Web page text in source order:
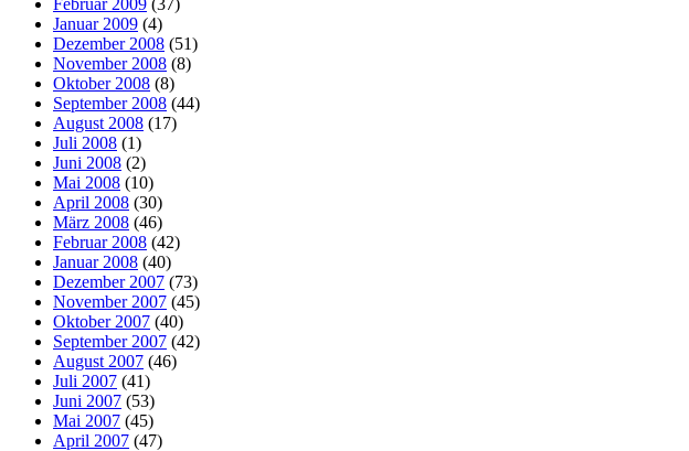
Januar 2009 (4)
Dezember 2008 (51)
November 2008 (8)
Oktober 2008 (8)
September 2008 (44)
August 2008 (17)
Juli 2008 (1)
Juni 2008 (2)
Mai 2008 (10)
April 2008 (30)
März 2008 (46)
Februar 2008 (42)
Januar 2008 (40)
Dezember 2007 (73)
November 2007 (45)
Oktober 2007 (40)
September 2007 (42)
August 2007 (46)
Juli 2007 (41)
Juni 2007 (53)
Mai 2007 (45)
April 2007 (47)